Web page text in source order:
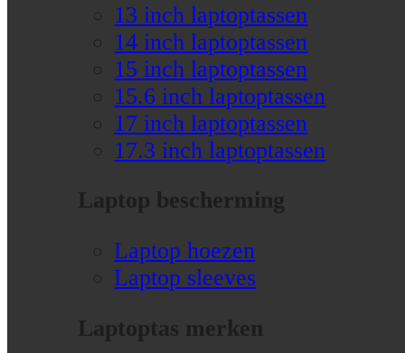
13 inch laptoptassen
14 inch laptoptassen
15 inch laptoptassen
15.6 inch laptoptassen
17 inch laptoptassen
17.3 inch laptoptassen
Laptop bescherming
Laptop hoezen
Laptop sleeves
Laptoptas merken